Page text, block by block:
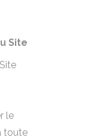
Site
le
toute